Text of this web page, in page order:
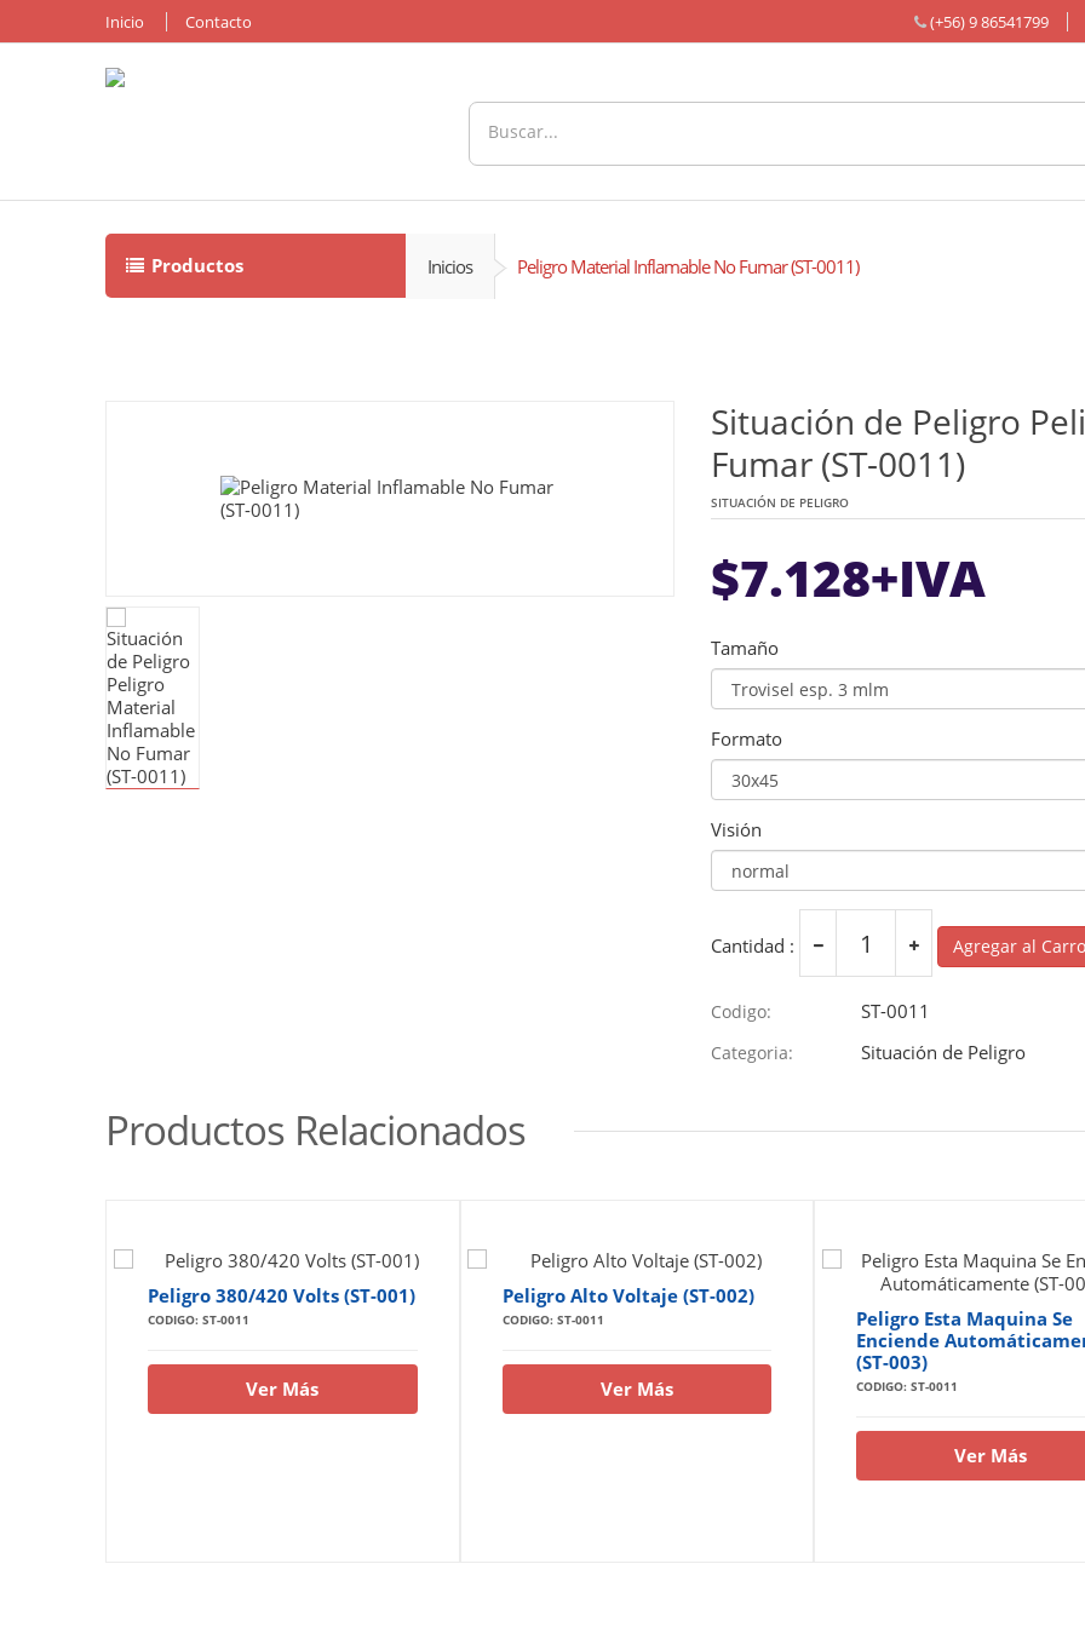
Inicio Contacto (+56) 9 86541799
Productos Inicios Peligro Material Inflamable No Fumar (ST-0011)
Situación de Peligro
Fumar (ST-0011)
SITUACIÓN DE PELIGRO
$7.128+IVA
Tamaño
Formato
Visión
Cantidad : Agregar al Carro
Codigo: ST-0011
Categoria: Situación de Peligro
Productos Relacionados
Peligro 380/420 Volts (ST-001)
CODIGO: ST-0011
Ver Más
Peligro Alto Voltaje (ST-002)
CODIGO: ST-0011
Ver Más
Peligro Esta Maquina Se
Enciende
(ST-003)
CODIGO: ST-0011
Ver Más